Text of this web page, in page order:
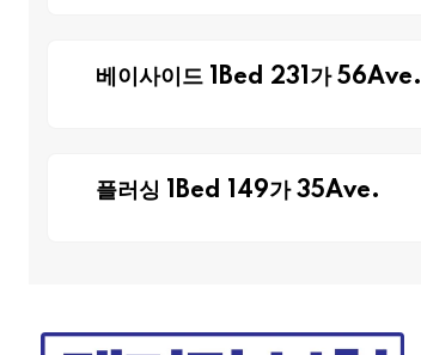
베이사이드 1Bed 231가 56Ave.
플러싱 1Bed 149가 35Ave.